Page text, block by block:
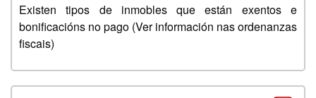
Existen tipos de inmobles que están exentos e
bonificacións no pago (Ver información nas ordenanzas
fiscais)